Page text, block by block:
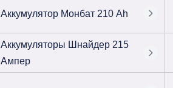
Аккумулятор Монбат 210 Ah
Аккумуляторы Шнайдер 215
Ампер